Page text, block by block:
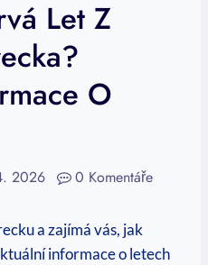
Let Z
O
2026 0 Komentáře
a zajímá vás, jak
informace o letech